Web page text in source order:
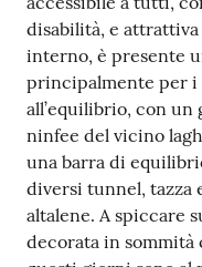
disabilità, e
interno, è presente
principalmente per
all’equilibrio, con un
ninfee del vicino
una barra di
diversi tunnel, tazza
altalene. A spiccare
decorata in